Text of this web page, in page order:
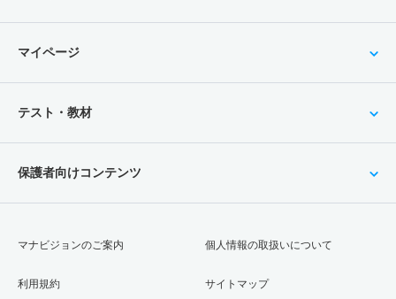
マイページ
テスト・教材
保護者向けコンテンツ
マナビジョンのご案内
利用規約
個人情報の取扱いについて
サイトマップ